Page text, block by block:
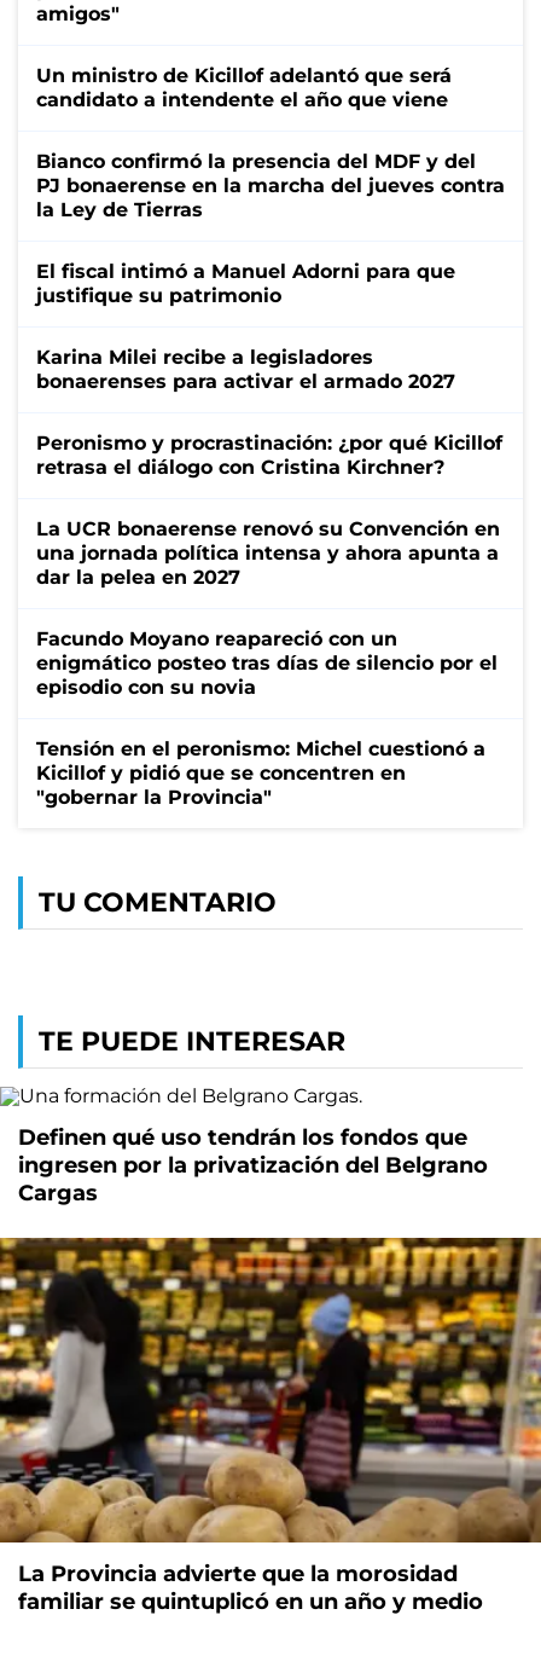
amigos"
Un ministro de Kicillof adelantó que será
candidato a intendente el año que viene
Bianco confirmó la presencia del MDF y del
PJ bonaerense en la marcha del jueves contra
la Ley de Tierras
El fiscal intimó a Manuel Adorni para que
justifique su patrimonio
Karina Milei recibe a legisladores
bonaerenses para activar el armado 2027
Peronismo y procrastinación: ¿por qué Kicillof
retrasa el diálogo con Cristina Kirchner?
La UCR bonaerense renovó su Convención en
una jornada política intensa y ahora apunta a
dar la pelea en 2027
Facundo Moyano reapareció con un
enigmático posteo tras días de silencio por el
episodio con su novia
Tensión en el peronismo: Michel cuestionó a
Kicillof y pidió que se concentren en
"gobernar la Provincia"
TU COMENTARIO
TE PUEDE INTERESAR
Definen qué uso tendrán los fondos que
ingresen por la privatización del Belgrano
Cargas
La Provincia advierte que la morosidad
familiar se quintuplicó en un año y medio